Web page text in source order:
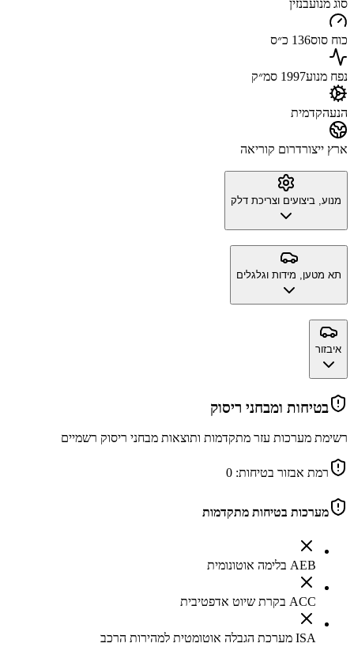
סוג מנועבנזין
כוח סוס136 כ״ס
נפח מנוע1997 סמ״ק
הנעהקדמית
ארץ ייצורדרום קוריאה
מנוע, ביצועים וצריכת דלק
תא מטען, מידות וגלגלים
איבזור
בטיחות ומבחני ריסוק
רשימת מערכות עזר מתקדמות ותוצאות מבחני ריסוק רשמיים
רמת אבזור בטיחות: 0
מערכות בטיחות מתקדמות
AEB בלימה אוטונומית
ACC בקרת שיוט אדפטיבית
ISA מערכת הגבלה אוטומטית למהירות הרכב